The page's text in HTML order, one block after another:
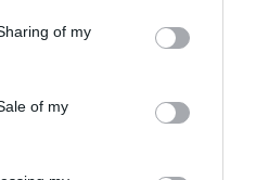
behaviour. You may click to
and its third-party tags to
purposes in below Google
of my
of my